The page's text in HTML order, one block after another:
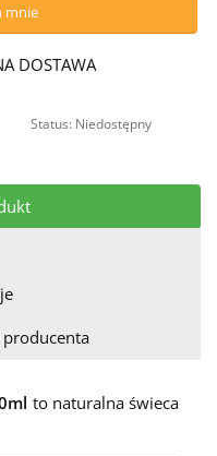
mnie
DOSTAWA
Status: Niedostępny
to naturalna świeca